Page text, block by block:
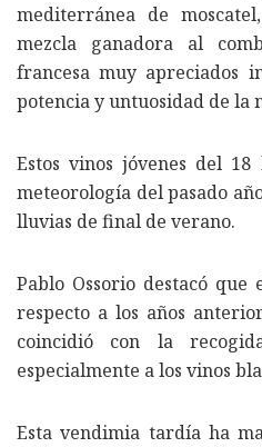
mediterránea de
mezcla ganadora al
francesa muy apreciados
potencia y untuosidad de la
Estos vinos jóvenes del
meteorología del pasado
lluvias de final de verano.
Pablo Ossorio destacó
respecto a los años
coincidió con la
especialmente a los vinos
Esta vendimia tardía ha